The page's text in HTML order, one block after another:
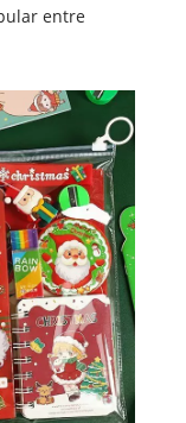
entre